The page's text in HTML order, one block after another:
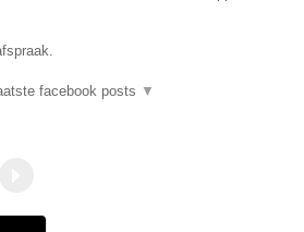
facebook posts ▼